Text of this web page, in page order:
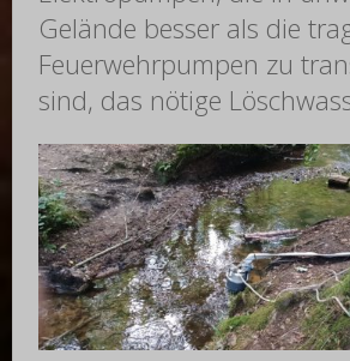
Gelände besser als die
Feuerwehrpumpen zu
sind, das nötige